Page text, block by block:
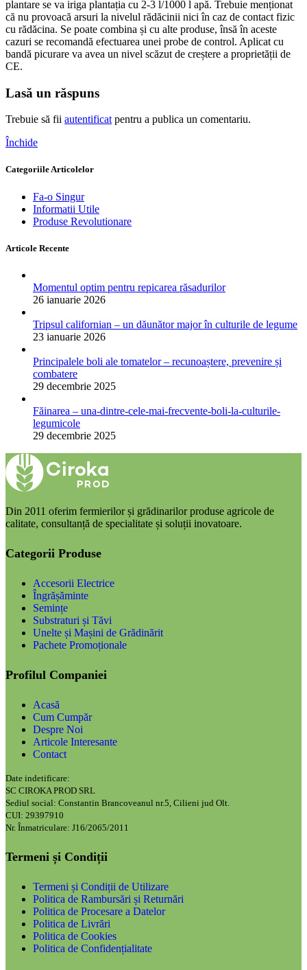
plantare se va iriga plantația cu 2-3 l/1000 l apă. Trebuie menționat
că nu provoacă arsuri la nivelul rădăcinii nici în caz de contact fizic
cu rădăcina. Se poate combina și cu alte produse, însă în aceste
cazuri se recomandă efectuarea unei probe de control. Aplicat cu
bandă picurare va avea un nivel scăzut de creștere a proprietății de
CE.
Lasă un răspuns
Trebuie să fii autentificat pentru a publica un comentariu.
Închide
Categoriile Articolelor
Fa-o Singur
Informatii Utile
Produse Revolutionare
Articole Recente
Momentul optim pentru repicarea răsadurilor
26 ianuarie 2026
Tripsul californian – un dăunător major în culturile de legume
23 ianuarie 2026
Principalele boli ale tomatelor – recunoaștere, prevenire și
combatere
29 decembrie 2025
Făinarea – una-dintre-cele-mai-frecvente-boli-la-culturile-
legumicole
29 decembrie 2025
Din 2011 oferim fermierilor și grădinarilor produse agricole de
calitate, consultanță de specialitate și soluții inovatoare.
Categorii Produse
Accesorii Electrice
Îngrășăminte
Semințe
Substraturi și Tăvi
Unelte și Mașini de Grădinărit
Pachete Promoționale
Profilul Companiei
Acasă
Cum Cumpăr
Despre Noi
Articole Interesante
Contact
Date indetificare:
SC CIROKA PROD SRL
Sediul social: Constantin Brancoveanul nr.5, Cilieni jud Olt.
CUI: 29397910
Nr. Înmatriculare: J16/2065/2011
Termeni și Condiții
Termeni și Condiții de Utilizare
Politica de Rambursări și Returnări
Politica de Procesare a Datelor
Politica de Livrări
Politica de Cookies
Politica de Confidențialitate